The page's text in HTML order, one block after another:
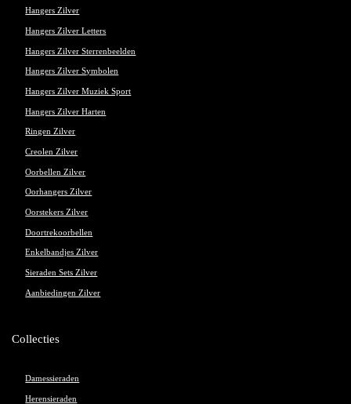
Hangers Zilver
Hangers Zilver Letters
Hangers Zilver Sterrenbeelden
Hangers Zilver Symbolen
Hangers Zilver Muziek Sport
Hangers Zilver Harten
Ringen Zilver
Creolen Zilver
Oorbellen Zilver
Oorhangers Zilver
Oorstekers Zilver
Doortrekoorbellen
Enkelbandjes Zilver
Sieraden Sets Zilver
Aanbiedingen Zilver
Collecties
Damessieraden
Herensieraden